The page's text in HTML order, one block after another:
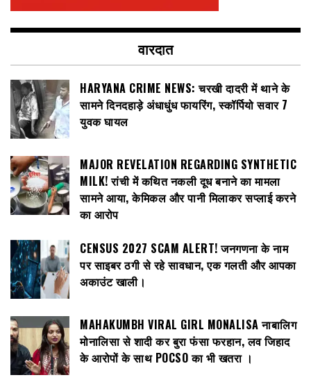
वारदात
HARYANA CRIME NEWS: चरखी दादरी में थाने के
सामने दिनदहाड़े अंधाधुंध फायरिंग, स्कॉर्पियो सवार 7
युवक घायल
MAJOR REVELATION REGARDING SYNTHETIC
MILK! रांची में कथित नकली दूध बनाने का मामला
सामने आया, केमिकल और पानी मिलाकर सप्लाई करने
का आरोप
CENSUS 2027 SCAM ALERT! जनगणना के नाम
पर साइबर ठगी से रहे सावधान, एक गलती और आपका
अकाउंट खाली।
MAHAKUMBH VIRAL GIRL MONALISA नाबालिग
मोनालिसा से शादी कर बुरा फंसा फरहान, लव जिहाद
के आरोपों के साथ POCSO का भी खतरा ।